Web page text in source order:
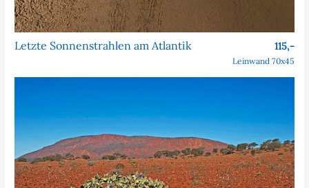
Letzte Sonnenstrahlen am Atlantik 115,-
Leinwand 70x45